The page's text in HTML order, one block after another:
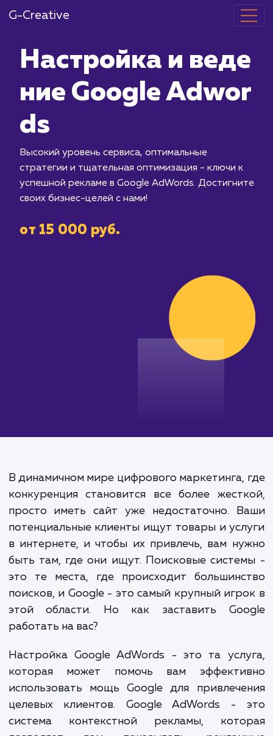
G-Creative
Настройка и
ние Google
ds
стратегии и тщательная
своих бизнес-целей с нами!
В динамичном мире цифрового маркетинга,
конкуренция становится все более
просто иметь сайт уже недостаточно.
потенциальные клиенты ищут товары и
в интернете, и чтобы их привлечь, вам
быть там, где они ищут. Поисковые
поисков, и Google - это самый крупный
этой области. Но как заставить
Настройка Google AdWords - это та